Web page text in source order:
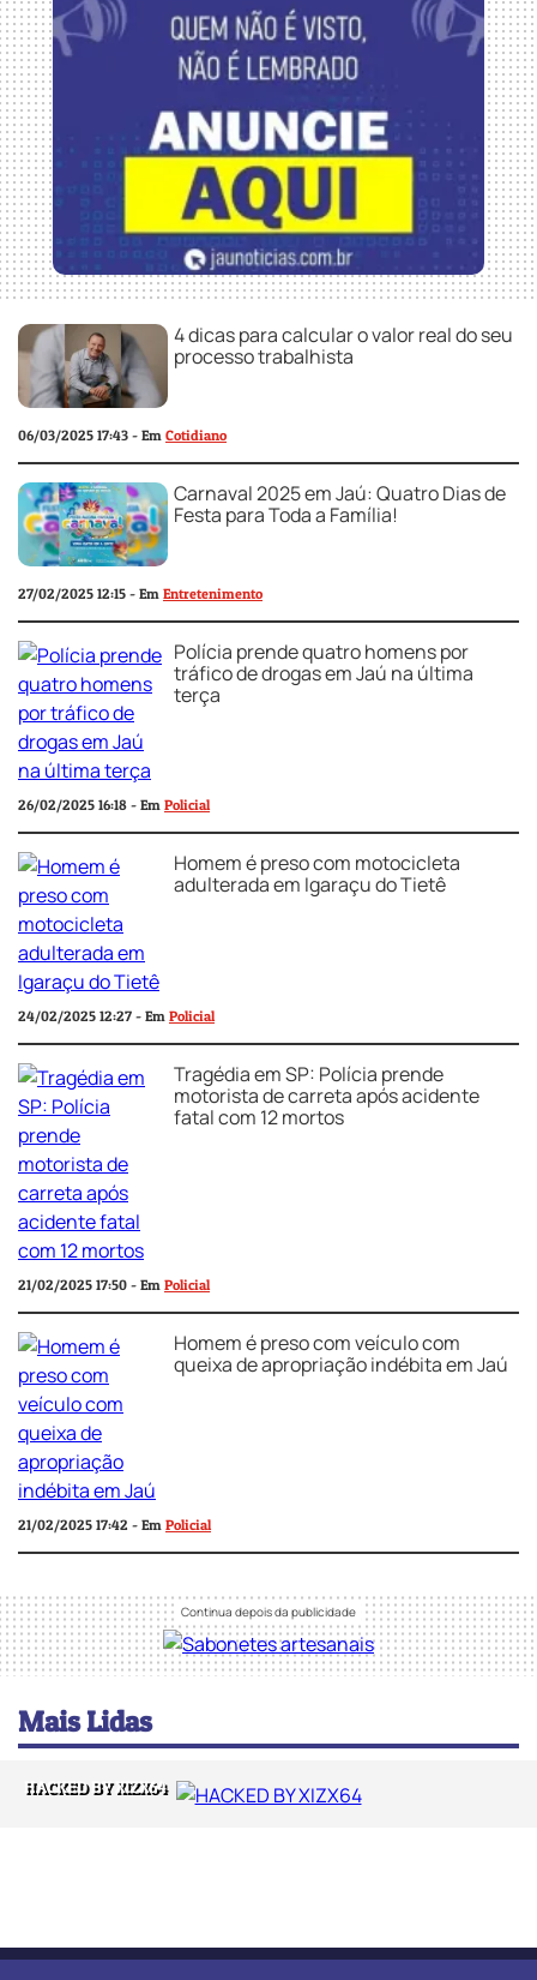
4 dicas para calcular o valor real do seu
processo trabalhista
06/03/2025 17:43 - Em Cotidiano
Carnaval 2025 em Jaú: Quatro Dias de
Festa para Toda a Família!
27/02/2025 12:15 - Em Entretenimento
Polícia prende quatro homens por
tráfico de drogas em Jaú na última
terça
26/02/2025 16:18 - Em Policial
Homem é preso com motocicleta
adulterada em Igaraçu do Tietê
24/02/2025 12:27 - Em Policial
Tragédia em SP: Polícia prende
motorista de carreta após acidente
fatal com 12 mortos
21/02/2025 17:50 - Em Policial
Homem é preso com veículo com
queixa de apropriação indébita em Jaú
21/02/2025 17:42 - Em Policial
Mais Lidas
HACKED BY XIZX64